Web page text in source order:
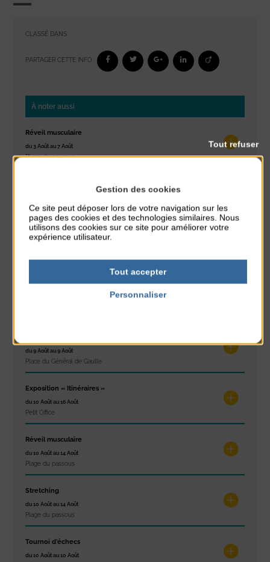
CLASSÉ DANS :
PARTAGER CETTE INFO :
À noter aussi
Réveil musculaire
du 3 Août au 7 Août
Plage du passous
Plage du passous
Concours de châteaux de sable
Plage du passous
Glisse & Environnement
du 9 Août au 9 Août
Place du Général de Gaulle
Exposition « Itinéraires »
du 10 Août au 16 Août
Petit Office
Réveil musculaire
du 10 Août au 14 Août
Plage du passous
Stretching
du 10 Août au 14 Août
Plage du passous
Tournoi d’échecs
du 10 Août au 10 Août
Gestion des cookies
Ce site peut déposer lors de votre navigation sur les
pages des cookies et des technologies similaires. Nous
utilisons des cookies sur ce site pour améliorer votre
expérience utilisateur.
Tout accepter
Tout refuser
Personnaliser